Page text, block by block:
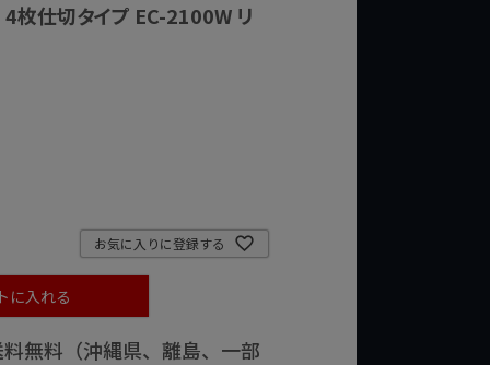
枚仕切タイプ EC-2100W リ
お気に入りに登録する
に入れる
無料（沖縄県、離島、一部